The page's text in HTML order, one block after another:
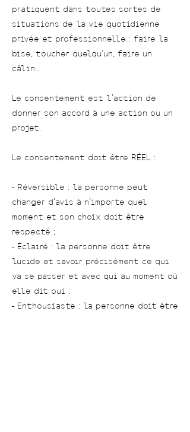
pratiquent dans toutes sortes de
situations de la vie quotidienne
privée et professionnelle : faire la
bise, toucher quelqu’un, faire un
câlin…
Le consentement est l’action de
donner son accord à une action ou un
projet.
Le consentement doit être RÉEL :
- Réversible : la personne peut
changer d’avis à n’importe quel
moment et son choix doit être
respecté ;
- Éclairé : la personne doit être
lucide et savoir précisément ce qui
va se passer et avec qui au moment où
elle dit oui ;
- Enthousiaste : la personne doit être